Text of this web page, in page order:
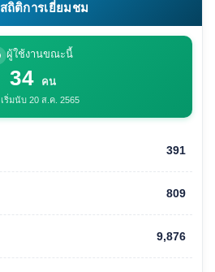
สถิติการเยี่ยมชม
ผู้ใช้งานขณะนี้
34 คน
เริ่มนับ 20 ส.ค. 2565
391
809
9,876